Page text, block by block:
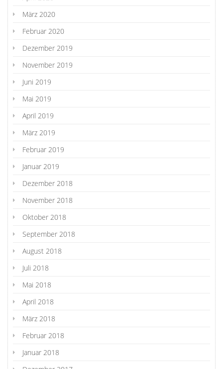
März 2020
Februar 2020
Dezember 2019
November 2019
Juni 2019
Mai 2019
April 2019
März 2019
Februar 2019
Januar 2019
Dezember 2018
November 2018
Oktober 2018
September 2018
August 2018
Juli 2018
Mai 2018
April 2018
März 2018
Februar 2018
Januar 2018